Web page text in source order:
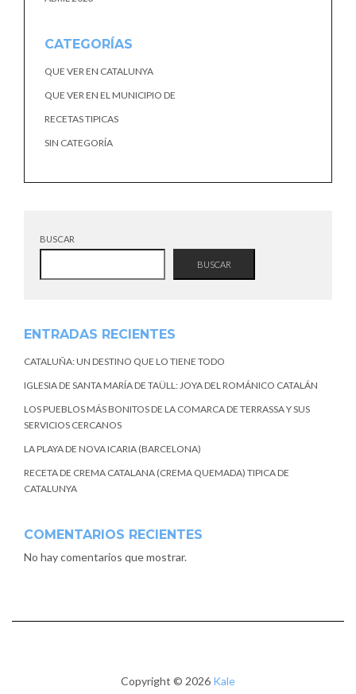
CATEGORÍAS
QUE VER EN CATALUNYA
QUE VER EN EL MUNICIPIO DE
RECETAS TIPICAS
SIN CATEGORÍA
BUSCAR
BUSCAR
ENTRADAS RECIENTES
CATALUÑA: UN DESTINO QUE LO TIENE TODO
IGLESIA DE SANTA MARÍA DE TAÜLL: JOYA DEL ROMÁNICO CATALÁN
LOS PUEBLOS MÁS BONITOS DE LA COMARCA DE TERRASSA Y SUS
SERVICIOS CERCANOS
LA PLAYA DE NOVA ICARIA (BARCELONA)
RECETA DE CREMA CATALANA (CREMA QUEMADA) TIPICA DE
CATALUNYA
COMENTARIOS RECIENTES
No hay comentarios que mostrar.
Copyright © 2026 Kale